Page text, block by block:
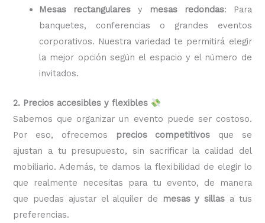
Mesas rectangulares y mesas redondas: Para
banquetes, conferencias o grandes eventos
corporativos. Nuestra variedad te permitirá elegir
la mejor opción según el espacio y el número de
invitados.
2. Precios accesibles y flexibles
Sabemos que organizar un evento puede ser costoso.
Por eso, ofrecemos
precios competitivos que se
ajustan a tu presupuesto, sin sacrificar la calidad del
mobiliario. Además, te damos la flexibilidad de elegir lo
que realmente necesitas para tu evento, de manera
que puedas ajustar el alquiler de
mesas y sillas a tus
preferencias.